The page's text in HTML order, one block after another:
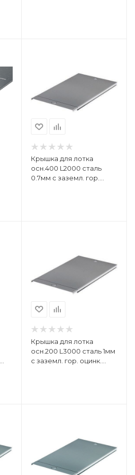
Крышка для лотка
осн.400 L2000 сталь
0.7мм с заземл. гор.
Крышка для лотка
осн.200 L3000 сталь 1мм
с заземл. гор. оцинк.